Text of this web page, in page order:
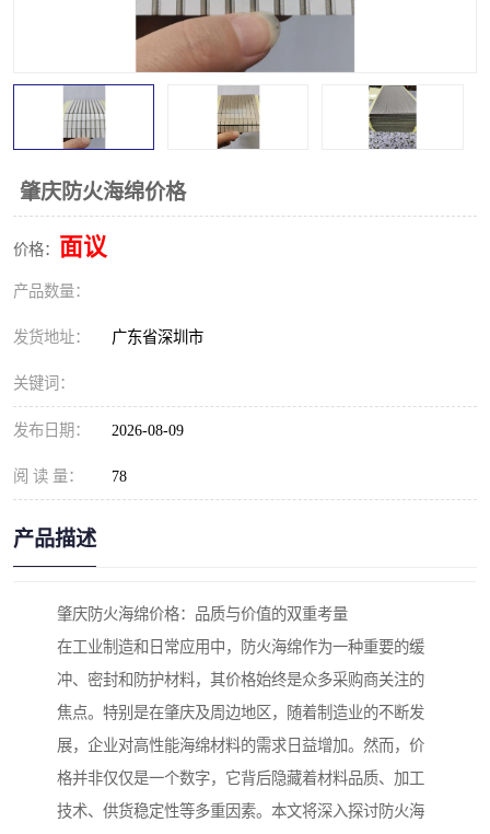
肇庆防火海绵价格
价格： 面议
产品数量：
发货地址： 广东省深圳市
关键词：
发布日期： 2026-08-09
阅 读 量： 78
产品描述
肇庆防火海绵价格：品质与价值的双重考量
在工业制造和日常应用中，防火海绵作为一种重要的缓
冲、密封和防护材料，其价格始终是众多采购商关注的
焦点。特别是在肇庆及周边地区，随着制造业的不断发
展，企业对高性能海绵材料的需求日益增加。然而，价
格并非仅仅是一个数字，它背后隐藏着材料品质、加工
技术、供货稳定性等多重因素。本文将深入探讨防火海